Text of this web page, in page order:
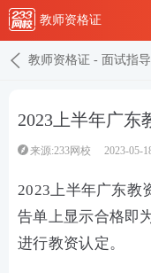
教师资格证
教师资格证 - 面试指导
2023上半年广东
来源:233网校 2023-05-
2023上半年广东教
告单上显示合格即
进行教资认定。